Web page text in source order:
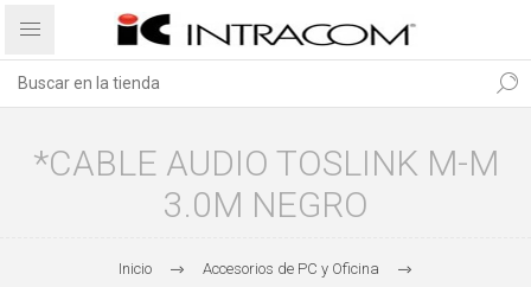
*CABLE AUDIO TOSLINK M-M
3.0M NEGRO
Inicio Accesorios de PC y Oficina